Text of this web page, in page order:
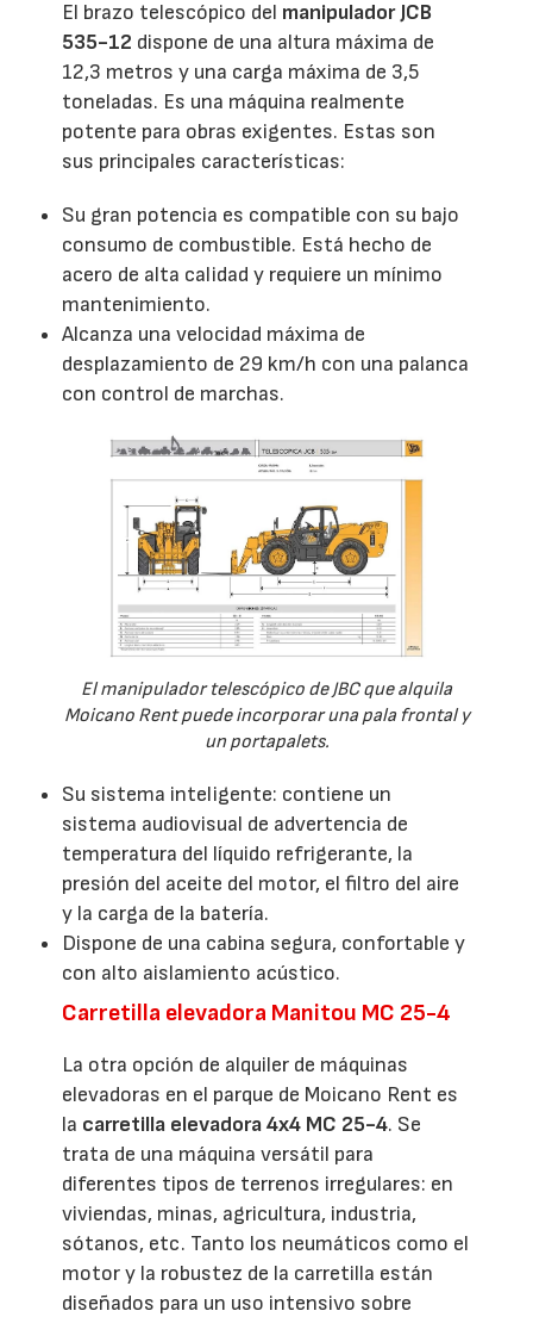
El brazo telescópico del manipulador JCB
535-12 dispone de una altura máxima de
12,3 metros y una carga máxima de 3,5
toneladas. Es una máquina realmente
potente para obras exigentes. Estas son
sus principales características:
Su gran potencia es compatible con su bajo
consumo de combustible. Está hecho de
acero de alta calidad y requiere un mínimo
mantenimiento.
Alcanza una velocidad máxima de
desplazamiento de 29 km/h con una palanca
con control de marchas.
El manipulador telescópico de JBC que alquila
Moicano Rent puede incorporar una pala frontal y
un portapalets.
Su sistema inteligente: contiene un
sistema audiovisual de advertencia de
temperatura del líquido refrigerante, la
presión del aceite del motor, el filtro del aire
y la carga de la batería.
Dispone de una cabina segura, confortable y
con alto aislamiento acústico.
Carretilla elevadora Manitou MC 25-4
La otra opción de alquiler de máquinas
elevadoras en el parque de Moicano Rent es
la carretilla elevadora 4x4 MC 25-4. Se
trata de una máquina versátil para
diferentes tipos de terrenos irregulares: en
viviendas, minas, agricultura, industria,
sótanos, etc. Tanto los neumáticos como el
motor y la robustez de la carretilla están
diseñados para un uso intensivo sobre